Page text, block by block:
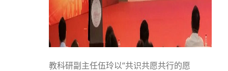
教科研副主任伍玲以“共识共愿共行的愿